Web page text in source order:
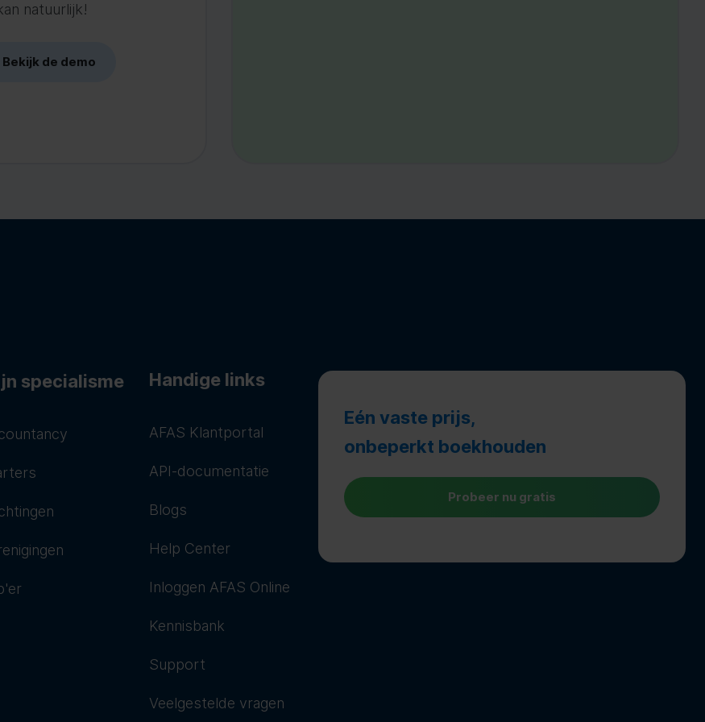
natuurlijk!
specialisme Handige links
AFAS Klantportal
API-documentatie
Blogs
Help Center
Inloggen AFAS Online
Kennisbank
Support
Veelgestelde vragen
Eén vaste prijs,
onbeperkt boekhouden
Probeer nu gratis